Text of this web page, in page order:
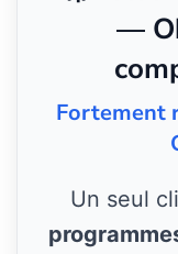
—
Fortement
Un seul